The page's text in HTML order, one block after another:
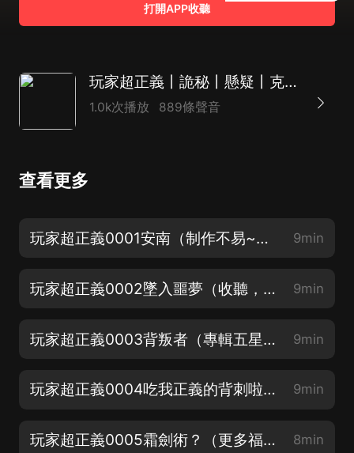
打開APP收聽
玩家超正義丨詭秘丨懸疑丨克蘇魯丨多人有聲劇
1.0k次播放 889條聲音
查看更多
玩家超正義0001安南（制作不易~求訂閱轉發） 9min
玩家超正義0002墜入噩夢（收聽，放心入！） 9min
玩家超正義0003背叛者（專輯五星優質好評加90%完播得月卡） 9min
玩家超正義0004吃我正義的背刺啦（播放每百萬加更） 9min
玩家超正義0005霜劍術？（更多福利進群領取哦） 8min